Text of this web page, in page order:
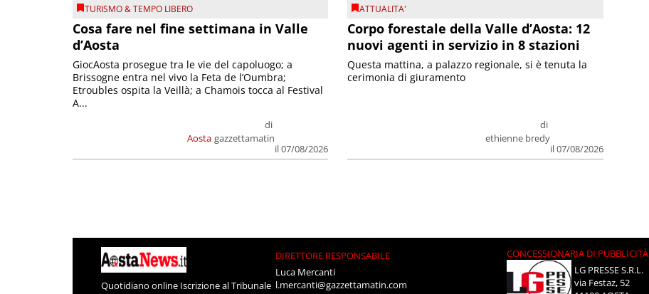
TURISMO & TEMPO LIBERO
Cosa fare nel fine settimana in Valle
d’Aosta
Aosta
di
gazzettamatin
il 07/08/2026
GiocAosta prosegue tra le vie del capoluogo; a
Brissogne entra nel vivo la Feta de l’Oumbra;
Etroubles ospita la Veillà; a Chamois tocca al Festival
A...
ATTUALITA'
Corpo forestale della Valle d’Aosta: 12
nuovi agenti in servizio in 8 stazioni
di
ethienne bredy
il 07/08/2026
Questa mattina, a palazzo regionale, si è tenuta la
cerimonia di giuramento
Quotidiano online Iscrizione al Tribunale
DIRETTORE RESPONSABILE
Luca Mercanti
l.mercanti@gazzettamatin.com
CONCESSIONARIA DI PUBBLICITÀ
LG PRESSE S.R.L.
via Festaz, 52